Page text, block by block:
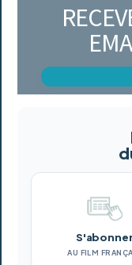
S'abonner
AU FILM